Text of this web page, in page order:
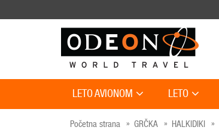
LETO AVIONOM LETO
Početna strana GRČKA HALKIDIKI